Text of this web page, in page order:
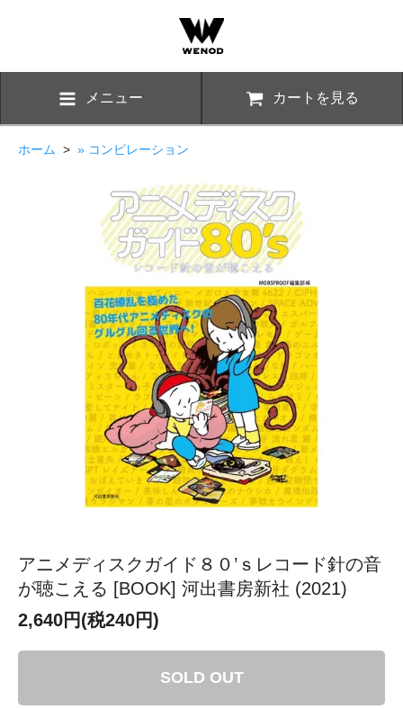
メニュー カートを見る
ホーム > » コンピレーション
アニメディスクガイド８０’ｓレコード針の音
が聴こえる [BOOK] 河出書房新社 (2021)
2,640円(税240円)
SOLD OUT